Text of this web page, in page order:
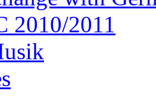
2010/2011